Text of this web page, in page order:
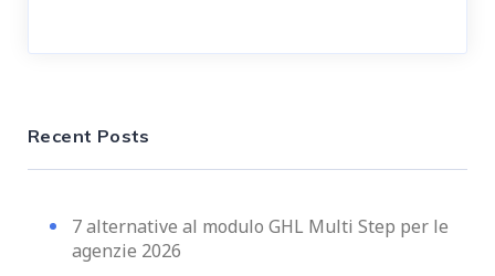
Recent Posts
7 alternative al modulo GHL Multi Step per le
agenzie 2026